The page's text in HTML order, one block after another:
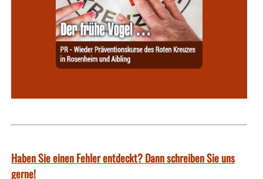
Haben Sie einen Fehler entdeckt? Dann schreiben Sie uns
gerne!